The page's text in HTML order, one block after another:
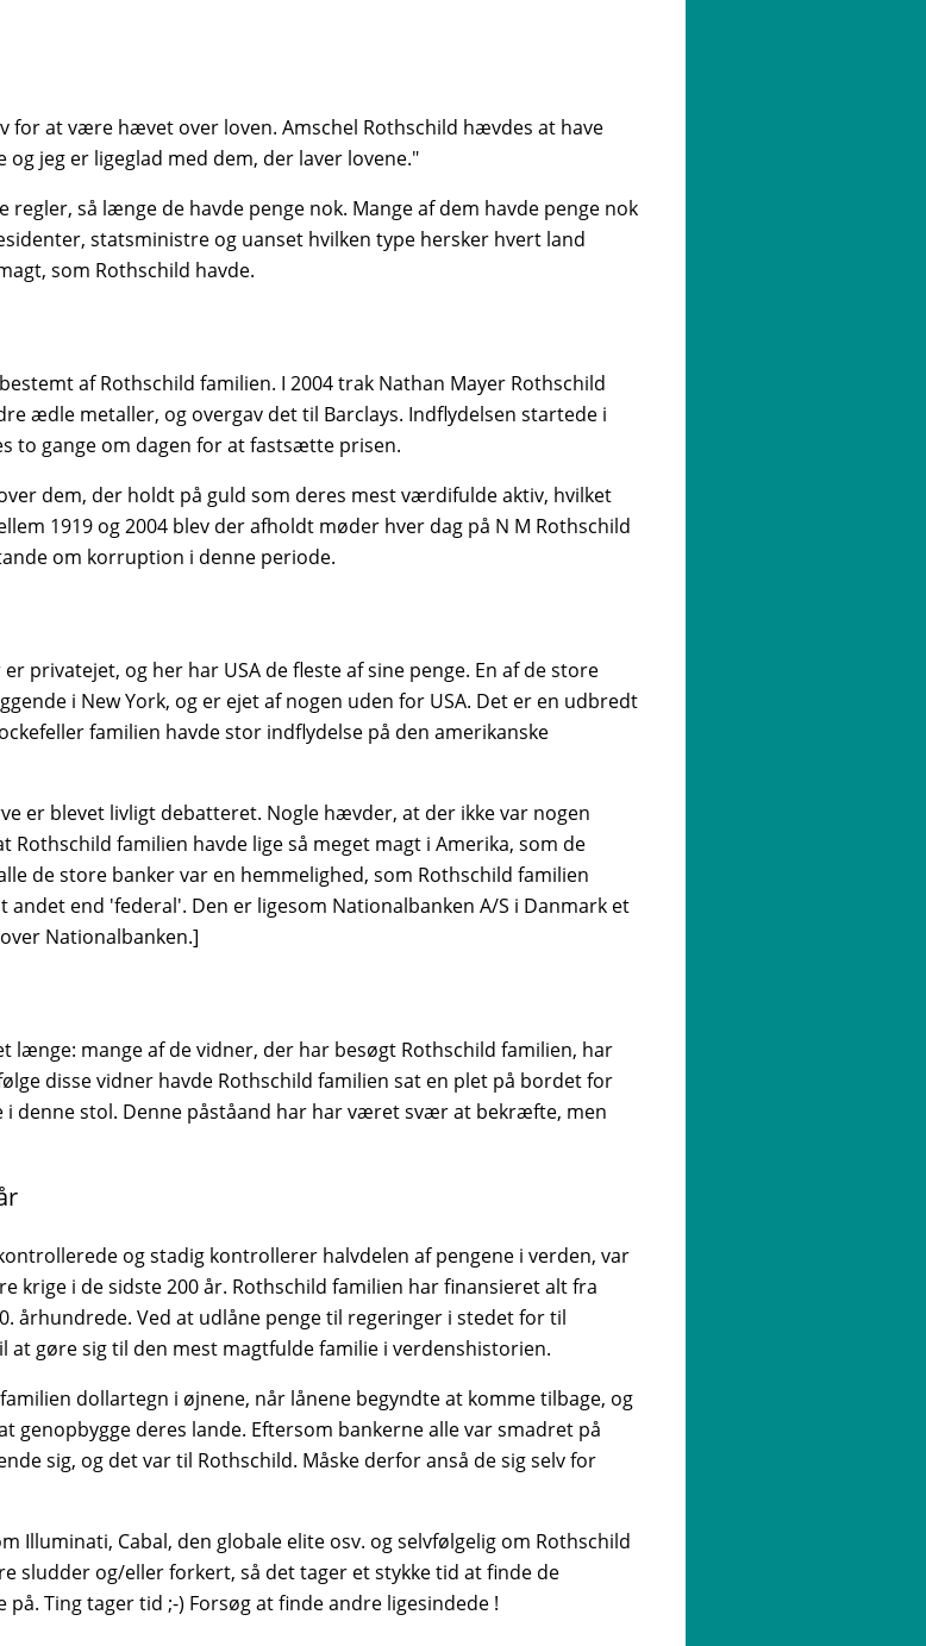
for at være hævet over loven. Amschel Rothschild hævdes at have
jeg er ligeglad med dem, der laver lovene."
så længe de havde penge nok. Mange af dem havde penge nok
statsministre og uanset hvilken type hersker hvert land
som Rothschild havde.
af Rothschild familien. I 2004 trak Nathan Mayer Rothschild
ædle metaller, og overgav det til Barclays. Indflydelsen startede i
to gange om dagen for at fastsætte prisen.
dem, der holdt på guld som deres mest værdifulde aktiv, hvilket
1919 og 2004 blev der afholdt møder hver dag på N M Rothschild
om korruption i denne periode.
privatejet, og her har USA de fleste af sine penge. En af de store
i New York, og er ejet af nogen uden for USA. Det er en udbredt
familien havde stor indflydelse på den amerikanske
er blevet livligt debatteret. Nogle hævder, at der ikke var nogen
familien havde lige så meget magt i Amerika, som de
de store banker var en hemmelighed, som Rothschild familien
end 'federal'. Den er ligesom Nationalbanken A/S i Danmark et
Nationalbanken.]
længe: mange af de vidner, der har besøgt Rothschild familien, har
disse vidner havde Rothschild familien sat en plet på bordet for
i denne stol. Denne påståand har har været svær at bekræfte, men
og stadig kontrollerer halvdelen af pengene i verden, var
krige i de sidste 200 år. Rothschild familien har finansieret alt fra
århundrede. Ved at udlåne penge til regeringer i stedet for til
gøre sig til den mest magtfulde familie i verdenshistorien.
dollartegn i øjnene, når lånene begyndte at komme tilbage, og
genopbygge deres lande. Eftersom bankerne alle var smadret på
sig, og det var til Rothschild. Måske derfor anså de sig selv for
Illuminati, Cabal, den globale elite osv. og selvfølgelig om Rothschild
sludder og/eller forkert, så det tager et stykke tid at finde de
Ting tager tid ;-) Forsøg at finde andre ligesindede !